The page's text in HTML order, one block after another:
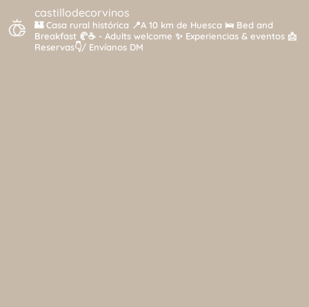
castillodecorvinos
🏰 Casa rural histórica 📍A 10 km de Huesca 🛌 Bed and
Breakfast 🥐☕️ - Adults welcome ✨ Experiencias & eventos 📩
Reservas👇/ Envíanos DM